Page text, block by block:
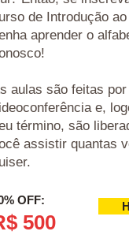
de Introdução
aprender o
aulas são feitas
e,
término, são
assistir quantas
OFF:
500